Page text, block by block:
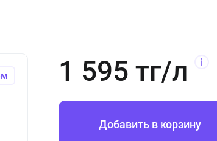
1 595 тг/л
Добавить в корзину